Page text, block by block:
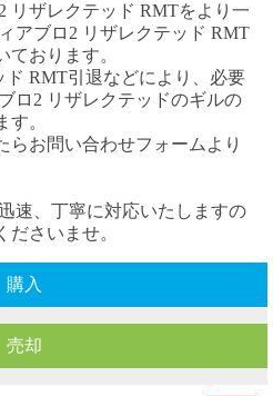
2 リザレクテッド RMTをより一
アブロ 2 リザレクテッド RMT
おります。
ド RMT引退などにより、必要
ロ 2 リザレクテッドのギルの
。
らお問い合わせフォームより
速、丁寧に対応いたしますの
さいませ。
購入
売却